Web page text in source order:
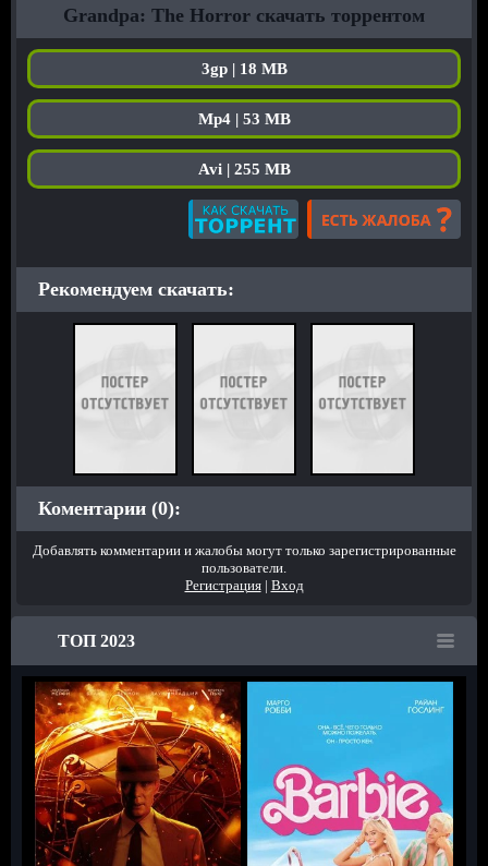
Grandpa: The Horror скачать торрентом
3gp | 18 MB
Mp4 | 53 MB
Avi | 255 MB
Рекомендуем скачать:
Коментарии (0):
Добавлять комментарии и жалобы могут только зарегистрированные
пользователи.
Регистрация| Вход
ТОП 2023